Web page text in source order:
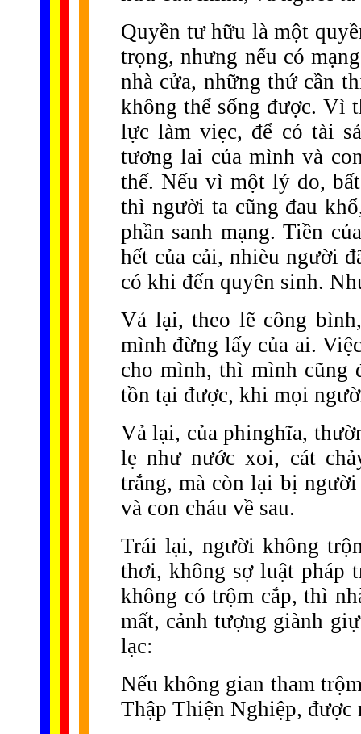
Quyền tư hữu là một
trọng, nhưng nếu có
nhà cửa, những thứ cần
không thể sống được. Vì
lực làm viẹc, để có tài
tương lai của mình và
thế. Nếu vì một lý do,
thì người ta cũng đau
phần sanh mạng. Tiền
hết của cải, nhièu người
có khi đến quyên sinh.
Vả lại, theo lẽ công
mình đừng lấy của ai.
cho mình, thì mình cũng
tồn tại được, khi mọi
Vả lại, của phinghĩa,
lẹ như nước xoi, cát
trắng, mà còn lại bị
và con cháu về sau.
Trái lại, người không
thơi, không sợ luật pháp
không có trộm cắp, thì
mất, cảnh tượng giành
lạc:
Nếu không gian tham
Thập Thiện Nghiệp, được